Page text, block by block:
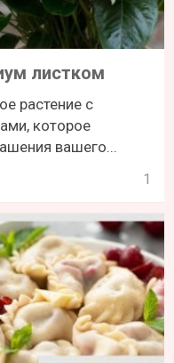
листком
растение с
которое
вашего...
1